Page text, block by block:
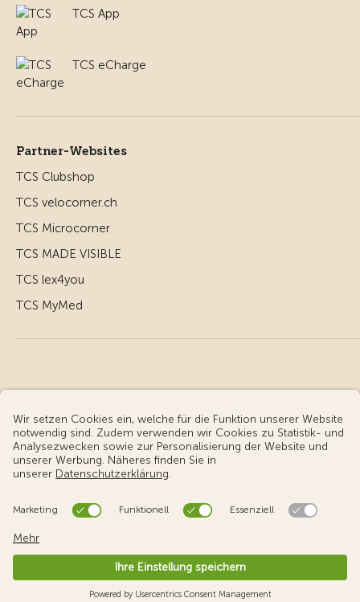
TCS App
TCS eCharge
Partner-Websites
TCS Clubshop
TCS velocorner.ch
TCS Microcorner
TCS MADE VISIBLE
TCS lex4you
TCS MyMed
© Touring Club Schweiz
Benutzungsbedingungen - rechtliche Informationen
Cookie-Einstellungen